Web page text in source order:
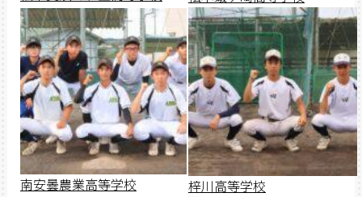
南安曇農業高等学校 梓川高等学校